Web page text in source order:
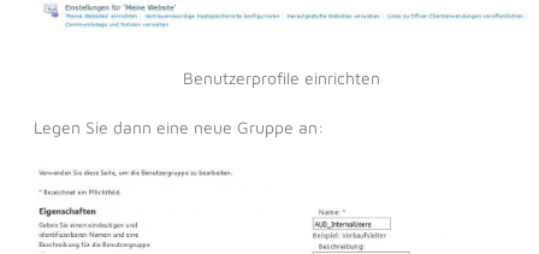
Benutzerprofile einrichten
Legen Sie dann eine neue Gruppe an: